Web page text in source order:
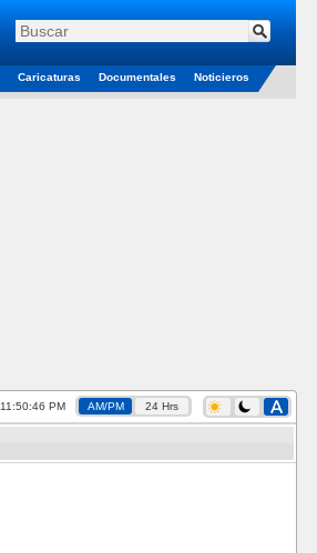
Caricaturas Documentales Noticieros
11:50:46 PM AM/PM 24 Hrs